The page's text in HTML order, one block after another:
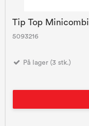
Tip Top
5093216
På lager (3 stk.)